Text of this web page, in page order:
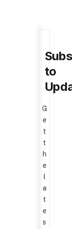
to
G
e
t
t
h
e
l
a
t
e
s